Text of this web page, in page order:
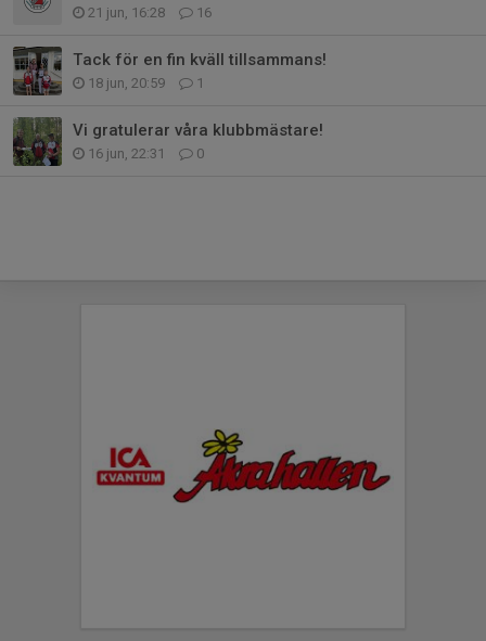
21 jun, 16:28 16
Tack för en fin kväll tillsammans!
18 jun, 20:59 1
Vi gratulerar våra klubbmästare!
16 jun, 22:31 0